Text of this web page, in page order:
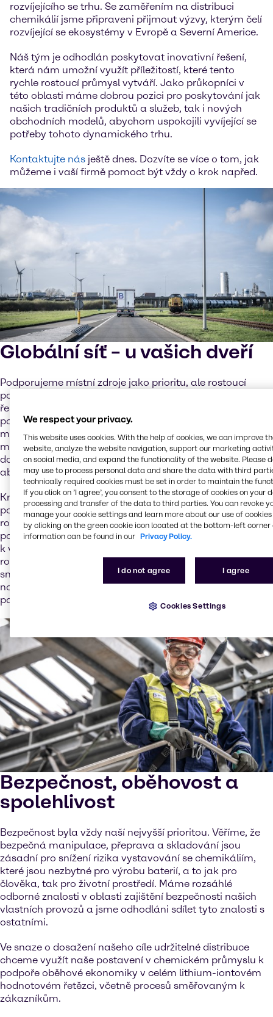
rozvíjejícího se trhu. Se zaměřením na distribuci
chemikálií jsme připraveni přijmout výzvy, kterým čelí
rozvíjející se ekosystémy v Evropě a Severní Americe.
Náš tým je odhodlán poskytovat inovativní řešení,
která nám umožní využít příležitostí, které tento
rychle rostoucí průmysl vytváří. Jako průkopníci v
této oblasti máme dobrou pozici pro poskytování jak
našich tradičních produktů a služeb, tak i nových
obchodních modelů, abychom uspokojili vyvíjející se
potřeby tohoto dynamického trhu.
Kontaktujte nás ještě dnes. Dozvíte se více o tom, jak
můžeme i vaší firmě pomoct být vždy o krok napřed.
Globální síť – u vašich dveří
Podporujeme místní zdroje jako prioritu, ale rostoucí
poptávka po bateriích vyžaduje globální spolupráci a
řešení. Naše globální síť partnerů a pracovišť nám
pomáhá tyto výzvy řešit a zároveň poskytovat služby na
míru prostřednictvím našeho místního provozního
modelu. Kombinujeme těsnou spolupráci a provozní
dokonalost se strategickým holistickým přístupem,
abychom nabídli nejlepší řešení.
Kromě tradiční distribuce nabízíme řadu služeb, které
podporují hodnotový řetězec v oblasti baterií. Neustále
rozšiřujeme náš fond znalostí, aby vyhovoval vašim
potřebám. Naše stávající portfolio služeb jsme převedli
k využití v této oblasti. Strategicky se zaměřujeme na
rozvoj služeb a na nové obchodní modely. V rámci naší
snahy rozšířit oběhové obchodní modely a investovat do
nových příležitostí v oblasti služeb se snažíme budovat
partnerství a využít hodnotu spolupráce.
Bezpečnost, oběhovost a
spolehlivost
Bezpečnost byla vždy naší nejvyšší prioritou. Věříme, že
bezpečná manipulace, přeprava a skladování jsou
zásadní pro snížení rizika vystavování se chemikáliím,
které jsou nezbytné pro výrobu baterií, a to jak pro
člověka, tak pro životní prostředí. Máme rozsáhlé
odborné znalosti v oblasti zajištění bezpečnosti našich
vlastních provozů a jsme odhodláni sdílet tyto znalosti s
ostatními.
Ve snaze o dosažení našeho cíle udržitelné distribuce
chceme využít naše postavení v chemickém průmyslu k
podpoře oběhové ekonomiky v celém lithium-iontovém
hodnotovém řetězci, včetně procesů směřovaným k
zákazníkům.
We respect your privacy.
This website uses cookies. With the help of cookies, we can improve
website, analyze the website navigation, support our marketing
on social media, and expand the functionality of the website. Please
may use to process personal data and share the data with third
technically required cookies must be set in order to maintain the
If you click on ’I agree’, you consent to the storage of cookies on your
processing and transfer of the data to third parties. You can revoke
manage your cookie settings and learn more about our use of cookies
by clicking on the green cookie icon located at the bottom-left corner
information can be found in our Privacy Policy.
I do not agree I agree
Cookies Settings